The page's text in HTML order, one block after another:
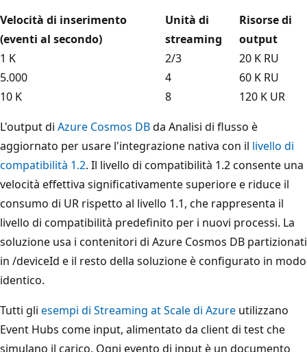
Velocità di inserimento
(eventi al secondo)
Unità di
streaming
Risorse di
output
1 K
2/3
20 K RU
5.000
4
60 K RU
10 K
8
120 K UR
L'output di Azure Cosmos DBda Analisi di flusso è
aggiornato per usare l'integrazione nativa con il livello di
compatibilità 1.2. Il livello di compatibilità 1.2 consente una
velocità effettiva significativamente superiore e riduce il
consumo di UR rispetto al livello 1.1, che rappresenta il
livello di compatibilità predefinito per i nuovi processi. La
soluzione usa i contenitori di Azure Cosmos DB partizionati
in /deviceId e il resto della soluzione è configurato in modo
identico.
Tutti gli esempi di Streaming at Scale di Azure utilizzano
Event Hubs come input, alimentato da client di test che
simulano il carico. Ogni evento di input è un documento